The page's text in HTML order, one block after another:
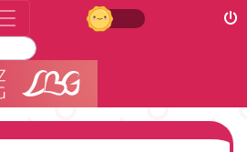
Jour